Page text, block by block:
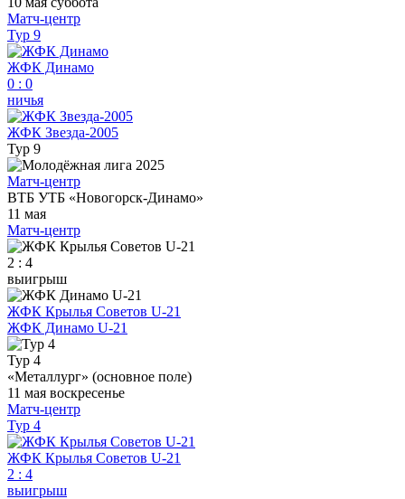
Матч-центр
Тур 9
ЖФК Динамо
0 : 0
ничья
ЖФК Звезда-2005
Тур 9
Матч-центр
ВТБ УТБ «Новогорск-Динамо»
11 мая
Матч-центр
2 : 4
выигрыш
ЖФК Крылья Советов U-21
ЖФК Динамо U-21
Тур 4
«Металлург» (основное поле)
11 мая воскресенье
Матч-центр
Тур 4
ЖФК Крылья Советов U-21
2 : 4
выигрыш